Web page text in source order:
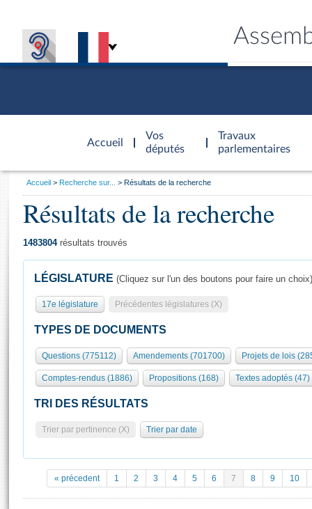
Accueil
d'accueil
Vos
députés
Travaux
parlementaires
Présidence
577 députés
Groupes politiques
Séance publique
Commissions et autres organes
Europe et International
Pétitions
Général
Rôle et pouvoirs de l'Assemblée
Organisation de l'Assemblée
Présidence Conférence des Présidents Bureau Collège des
Statistiques et chiffres clés
Documents de référence
( Constitution | Règlement de l'Assemblée ... )
Visiter l'Assemblée
Visite virtuelle du palais Bourbon
Assister à une séance
La Bibliothèque
Vous
Accueil Recherche sur... Résultats de la recherche
Résultats de la recherche
1483804résultats trouvés
LÉGISLATURE (Cliquez sur l'un des boutons pour faire un choix)
17e législature Précédentes législatures (X)
TYPES DE DOCUMENTS
Questions (775112) Amendements (701700) Projets de lois
Comptes-rendus (1886) Propositions (168) Textes adoptés (47)
TRI DES RÉSULTATS
Trier par pertinence (X) Trier par date
« précedent 1 2 3 4 5 6 7 8 9 10